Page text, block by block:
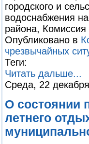
городского и
водоснабжения
района, Комиссия
Опубликовано в
чрезвычайных
Теги:
Читать дальше...
Среда, 22
О состоянии
летнего